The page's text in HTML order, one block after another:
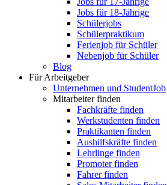
Jobs für 18-Jährige
Schülerjobs
Schülerpraktikum
Ferienjob für Schüler
Nebenjob für Schüler
Blog
Für Arbeitgeber
Unternehmen und StudentJob
Mitarbeiter finden
Fachkräfte finden
Werkstudenten finden
Praktikanten finden
Aushilfskräfte finden
Lehrlinge finden
Promoter finden
Fahrer finden